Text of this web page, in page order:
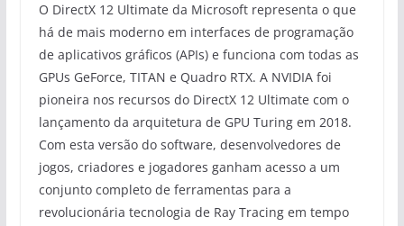
O DirectX 12 Ultimate da Microsoft representa o que
há de mais moderno em interfaces de programação
de aplicativos gráficos (APIs) e funciona com todas as
GPUs GeForce, TITAN e Quadro RTX. A NVIDIA foi
pioneira nos recursos do DirectX 12 Ultimate com o
lançamento da arquitetura de GPU Turing em 2018.
Com esta versão do software, desenvolvedores de
jogos, criadores e jogadores ganham acesso a um
conjunto completo de ferramentas para a
revolucionária tecnologia de Ray Tracing em tempo